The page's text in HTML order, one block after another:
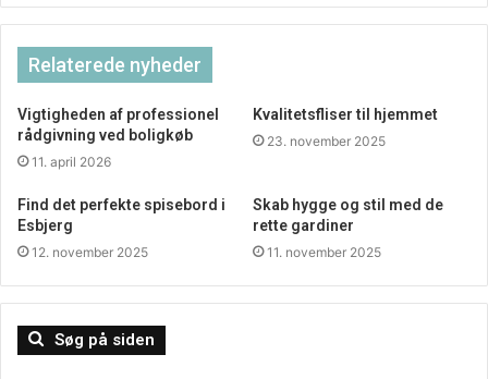
Relaterede nyheder
Vigtigheden af professionel
rådgivning ved boligkøb
11. april 2026
Kvalitetsfliser til hjemmet
23. november 2025
Find det perfekte spisebord i
Esbjerg
12. november 2025
Skab hygge og stil med de
rette gardiner
11. november 2025
Søg på siden